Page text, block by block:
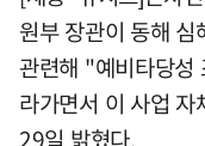
원부 장관이 동해
관련해 "예비타당
라가면서 이 사업
29일 밝혔다.